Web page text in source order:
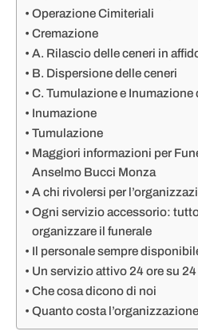
Operazione Cimiteriali
Cremazione
A. Rilascio delle ceneri in
B. Dispersione delle ceneri
C. Tumulazione e Inumazione
Inumazione
Tumulazione
Maggiori informazioni per
Anselmo Bucci Monza
A chi rivolersi per
Ogni servizio accessorio:
organizzare il funerale
Il personale sempre
Un servizio attivo 24 ore su 24
Che cosa dicono di noi
Quanto costa